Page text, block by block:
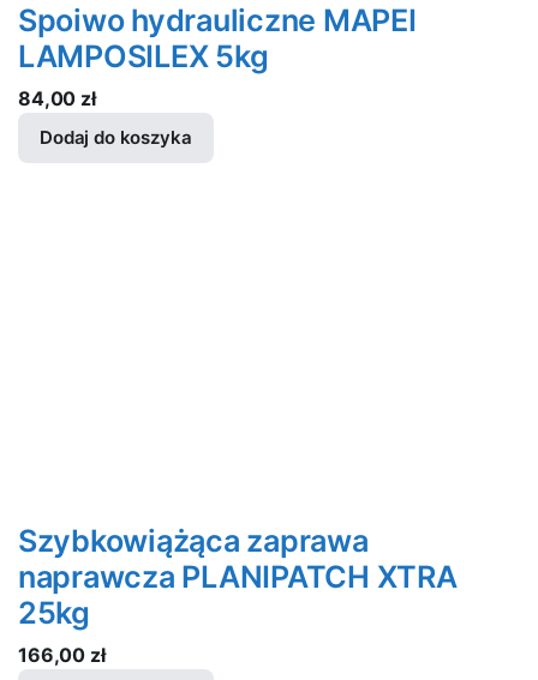
Spoiwo hydrauliczne MAPEI
LAMPOSILEX 5kg
84,00 zł
Dodaj do koszyka
Szybkowiążąca zaprawa
naprawcza PLANIPATCH XTRA
25kg
166,00 zł